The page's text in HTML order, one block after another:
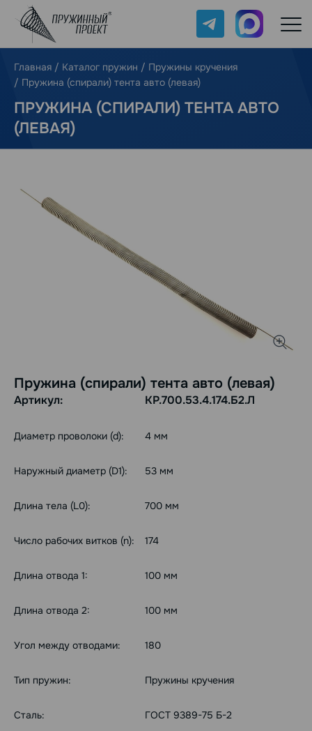
Telegram Max
Главная / Каталог пружин / Пружины кручения
/ Пружина (спирали) тента авто (левая)
ПРУЖИНА (СПИРАЛИ) ТЕНТА АВТО
(ЛЕВАЯ)
Пружина (спирали) тента авто (левая)
Артикул: КР.700.53.4.174.Б2.Л
Диаметр проволоки (d): 4 мм
Наружный диаметр (D1): 53 мм
Длина тела (L0): 700 мм
Число рабочих витков (n): 174
Длина отвода 1: 100 мм
Длина отвода 2: 100 мм
Угол между отводами: 180
Тип пружин: Пружины кручения
Сталь: ГОСТ 9389-75 Б-2